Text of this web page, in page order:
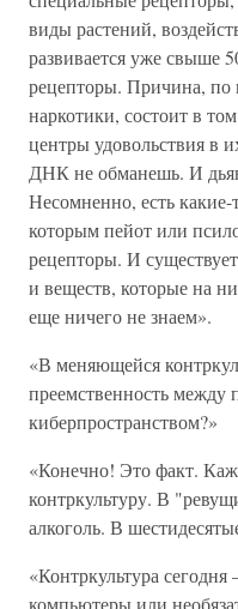
виды растений,
развивается уже свыше
рецепторы. Причина, по
наркотики, состоит в
центры удовольствия в
ДНК не обманешь. И
Несомненно, есть
которым пейот или
рецепторы. И
и веществ, которые на
еще ничего не знаем».
«В меняющейся
преемственность между
киберпространством?»
«Конечно! Это факт.
контркультуру. В
алкоголь. В
«Контркультура
компьютеры или